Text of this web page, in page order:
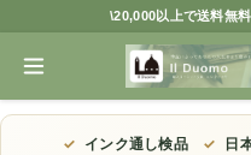
\20,000以上で送料無料
✓ インク通し検品 ✓ 日